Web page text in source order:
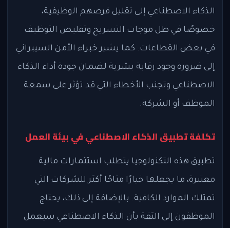
الذكاء الاصطناعي إلى تقليل فرصهم الوظيفية،
خصوصًا في ظل موجات التسريح وتقليص التوظيف
في بعض القطاعات. كما يشير خبراء الأمن السيبراني
إلى ضرورة وجود رقابة بشرية لضمان جودة أداء الذكاء
الاصطناعي وتجنب الأخطاء التي قد تؤثر على سمعة
الموظف أو الشركة.
تكلفة تطبيق الذكاء الاصطناعي في بيئة العمل
تطبيق هذه التكنولوجيا يتطلب استثمارات مالية
معتبرة، ما يجعلها خيارًا متاحًا أكثر للشركات التي
تمتلك الموارد الكافية. بالإضافة إلى ذلك، يحتاج
الموظفون إلى الثقة بأن الذكاء الاصطناعي سيعمل